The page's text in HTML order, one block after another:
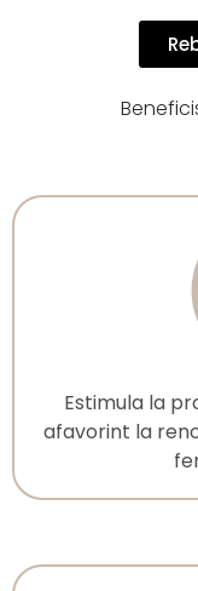
Estimula la
afavorint la